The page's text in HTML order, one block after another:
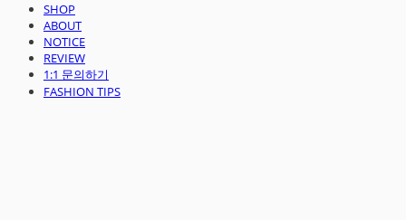
SHOP
ABOUT
NOTICE
REVIEW
1:1 문의하기
FASHION TIPS